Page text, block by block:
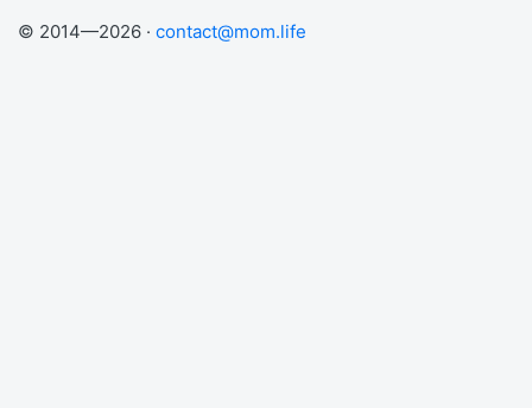
© 2014—2026 · contact@mom.life